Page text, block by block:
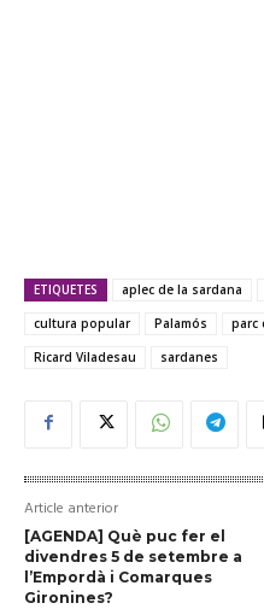
ETIQUETES aplec de la sardana
cultura popular
Palamós
parc
Ricard Viladesau
sardanes
Article anterior
[AGENDA] Què puc fer el
divendres 5 de setembre a
l’Empordà i Comarques
Gironines?